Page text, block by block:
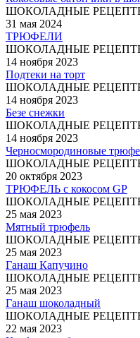
ШОКОЛАДНЫЕ
31 мая 2024
ТРЮФЕЛИ
ШОКОЛАДНЫЕ
14 ноября 2023
Подтеки на торт
ШОКОЛАДНЫЕ
14 ноября 2023
Безе снежки
ШОКОЛАДНЫЕ
14 ноября 2023
Черносмородиновые
ШОКОЛАДНЫЕ
20 октября 2023
ТРЮФЕЛЬ с кокосом GP
ШОКОЛАДНЫЕ
25 мая 2023
Мятный трюфель
ШОКОЛАДНЫЕ
25 мая 2023
Ганаш Капучино
ШОКОЛАДНЫЕ
25 мая 2023
Ганаш шоколадный
ШОКОЛАДНЫЕ
22 мая 2023